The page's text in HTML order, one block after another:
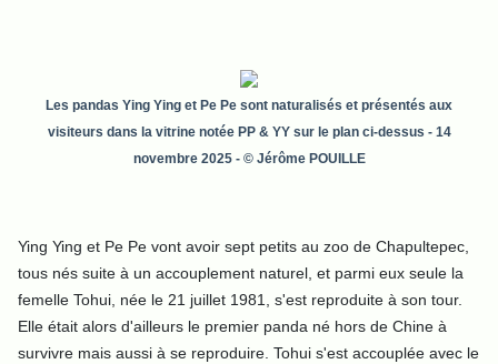
Les pandas Ying Ying et Pe Pe sont naturalisés et présentés aux
visiteurs dans la vitrine notée PP & YY sur le plan ci-dessus - 14
novembre 2025 - © Jérôme POUILLE
Ying Ying et Pe Pe vont avoir sept petits au zoo de Chapultepec,
tous nés suite à un accouplement naturel, et parmi eux seule la
femelle Tohui, née le 21 juillet 1981, s'est reproduite à son tour.
Elle était alors d'ailleurs le premier panda né hors de Chine à
survivre mais aussi à se reproduire. Tohui s'est accouplée avec le